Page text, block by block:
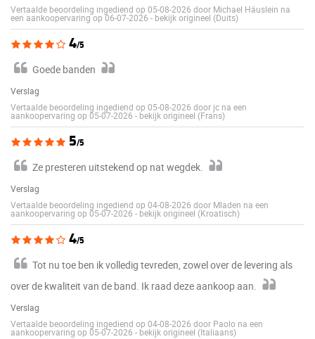
Vertaalde beoordeling ingediend op 05-08-2026 door Michael Häuslein na
een aankoopervaring op 06-07-2026 - bekijk origineel (Duits)
4/5
Goede banden
Verslag
Vertaalde beoordeling ingediend op 05-08-2026 door jc na een
aankoopervaring op 05-07-2026 - bekijk origineel (Frans)
5/5
Ze presteren uitstekend op nat wegdek.
Verslag
Vertaalde beoordeling ingediend op 04-08-2026 door Mladen na een
aankoopervaring op 05-07-2026 - bekijk origineel (Kroatisch)
4/5
Tot nu toe ben ik volledig tevreden, zowel over de levering als
over de kwaliteit van de band. Ik raad deze aankoop aan.
Verslag
Vertaalde beoordeling ingediend op 04-08-2026 door Paolo na een
aankoopervaring op 05-07-2026 - bekijk origineel (Italiaans)